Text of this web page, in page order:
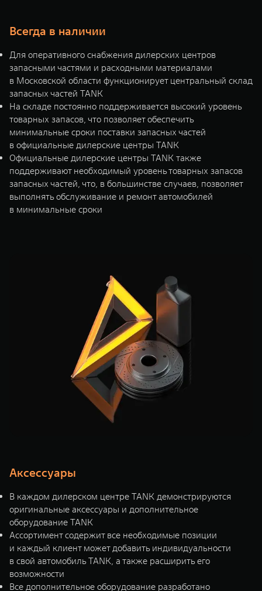
Всегда в наличии
Для оперативного снабжения дилерских центров
запасными частями и расходными материалами
в Московской области функционирует центральный склад
запасных частей TANK
На складе постоянно поддерживается высокий уровень
товарных запасов, что позволяет обеспечить
минимальные сроки поставки запасных частей
в официальные дилерские центры TANK
Официальные дилерские центры TANK также
поддерживают необходимый уровень товарных запасов
запасных частей, что, в большинстве случаев, позволяет
выполнять обслуживание и ремонт автомобилей
в минимальные сроки
Аксессуары
В каждом дилерском центре TANK демонстрируются
оригинальные аксессуары и дополнительное
оборудование TANK
Ассортимент содержит все необходимые позиции
и каждый клиент может добавить индивидуальности
в свой автомобиль TANK, а также расширить его
возможности
Все дополнительное оборудование разработано